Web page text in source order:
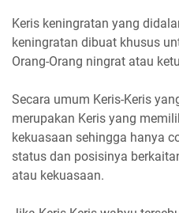
Keris keningratan yang
keningratan dibuat khusus
Orang-Orang ningrat atau
Secara umum Keris-Keris
merupakan Keris yang
kekuasaan sehingga hanya
status dan posisinya
atau kekuasaan.